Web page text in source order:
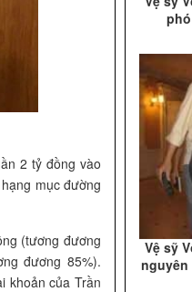
2 tỷ đồng vào
mục đường
(tương đương
đương 85%).
khoản của Trần
Vệ sỹ